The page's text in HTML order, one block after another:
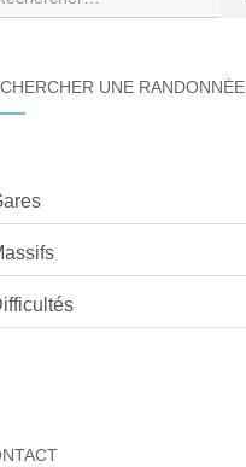
UNE RANDONNÉE